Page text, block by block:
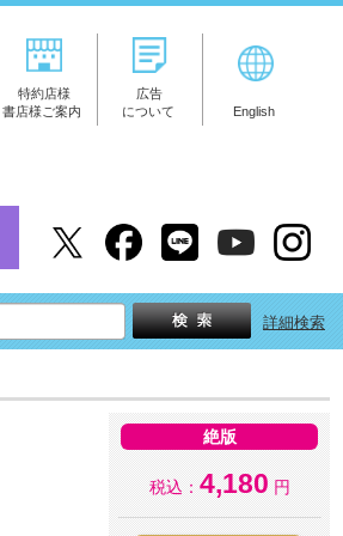
特約店様
書店様ご案内
広告
について
English
詳細検索
絶版
税込： 4,180 円